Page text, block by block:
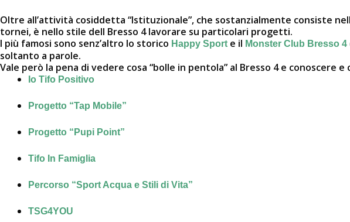
Oltre all’attività cosiddetta “Istituzionale”, che sostanzialmente consiste
tornei, è nello stile dell Bresso 4 lavorare su particolari progetti.
I più famosi sono senz’altro lo storico Happy Sport e il Monster Club Bresso 4
soltanto a parole.
Vale però la pena di vedere cosa “bolle in pentola” al Bresso 4 e
Io Tifo Positivo
Progetto “Tap Mobile”
Progetto “Pupi Point”
Tifo In Famiglia
Percorso “Sport Acqua e Stili di Vita”
TSG4YOU